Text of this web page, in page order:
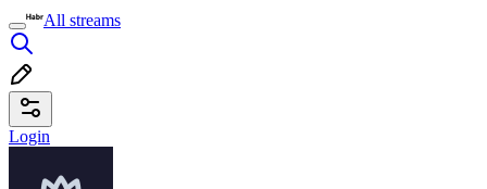
All streams
Login